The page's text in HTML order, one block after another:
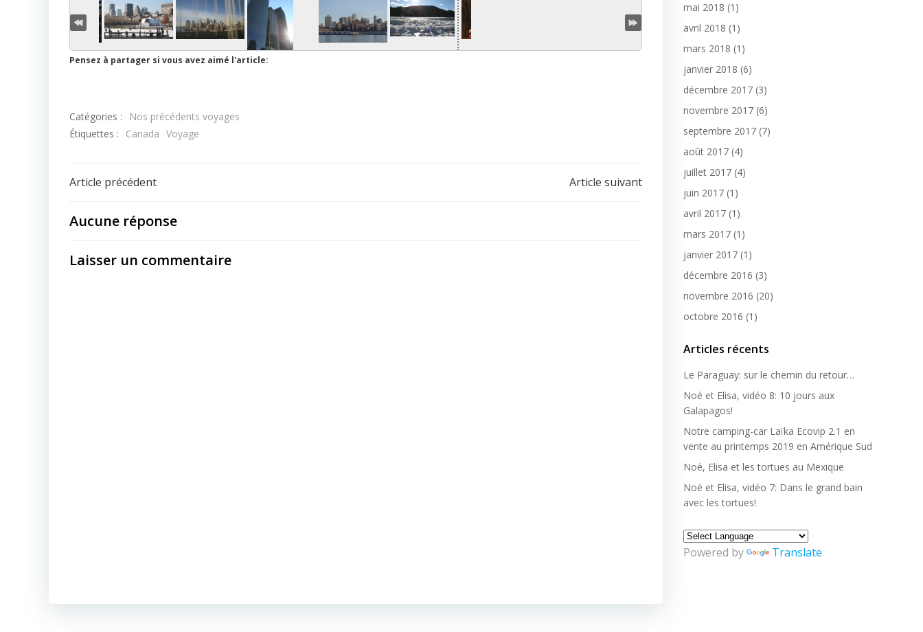
Pensez à partager si vous avez aimé l'article:
Catégories :
Nos précédents voyages
Étiquettes :
Canada Voyage
Navigation
de
l’article
Article précédent Article suivant
Aucune réponse
Laisser un commentaire
mai 2018 (1)
avril 2018 (1)
mars 2018 (1)
janvier 2018 (6)
décembre 2017 (3)
novembre 2017 (6)
septembre 2017 (7)
août 2017 (4)
juillet 2017 (4)
juin 2017 (1)
avril 2017 (1)
mars 2017 (1)
janvier 2017 (1)
décembre 2016 (3)
novembre 2016 (20)
octobre 2016 (1)
Articles récents
Le Paraguay: sur le chemin du retour…
Noé et Elisa, vidéo 8: 10 jours aux
Galapagos!
Notre camping-car Laïka Ecovip 2.1 en
vente au printemps 2019 en Amérique Sud
Noé, Elisa et les tortues au Mexique
Noé et Elisa, vidéo 7: Dans le grand bain
avec les tortues!
Powered by Translate